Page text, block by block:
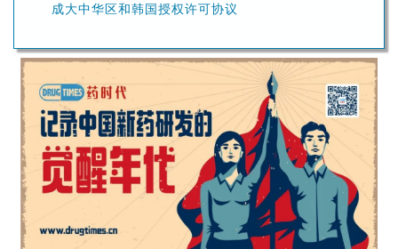
成大中华区和韩国授权许可协议